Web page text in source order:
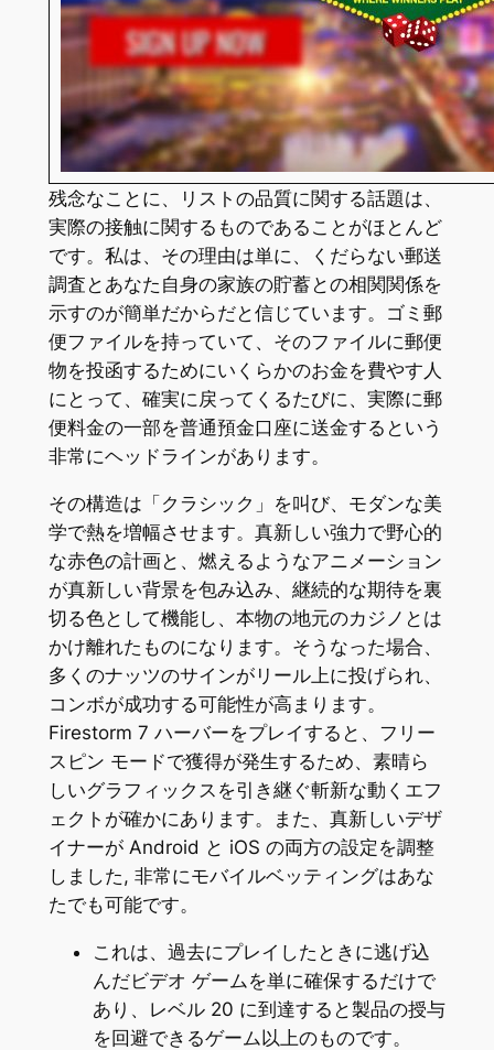
残念なことに、リストの品質に関する話題は、
実際の接触に関するものであることがほとんど
です。私は、その理由は単に、くだらない郵送
調査とあなた自身の家族の貯蓄との相関関係を
示すのが簡単だからだと信じています。ゴミ郵
便ファイルを持っていて、そのファイルに郵便
物を投函するためにいくらかのお金を費やす人
にとって、確実に戻ってくるたびに、実際に郵
便料金の一部を普通預金口座に送金するという
非常にヘッドラインがあります。
その構造は「クラシック」を叫び、モダンな美
学で熱を増幅させます。真新しい強力で野心的
な赤色の計画と、燃えるようなアニメーション
が真新しい背景を包み込み、継続的な期待を裏
切る色として機能し、本物の地元のカジノとは
かけ離れたものになります。そうなった場合、
多くのナッツのサインがリール上に投げられ、
コンボが成功する可能性が高まります。
Firestorm 7 ハーバーをプレイすると、フリー
スピン モードで獲得が発生するため、素晴ら
しいグラフィックスを引き継ぐ斬新な動くエフ
ェクトが確かにあります。また、真新しいデザ
イナーが Android と iOS の両方の設定を調整
しました, 非常にモバイルベッティングはあな
たでも可能です。
これは、過去にプレイしたときに逃げ込
んだビデオ ゲームを単に確保するだけで
あり、レベル 20 に到達すると製品の授与
を回避できるゲーム以上のものです。